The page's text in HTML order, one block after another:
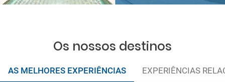
Os nossos destinos
AS MELHORES EXPERIÊNCIAS EXPERIÊNCIAS